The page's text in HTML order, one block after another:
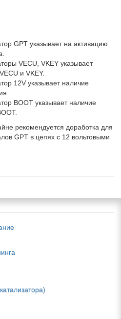
GPT указывает на активацию
VECU, VKEY указывает
и VKEY.
12V указывает наличие
BOOT указывает наличие
рекомендуется доработка для
GPT в цепях с 12 вольтовыми